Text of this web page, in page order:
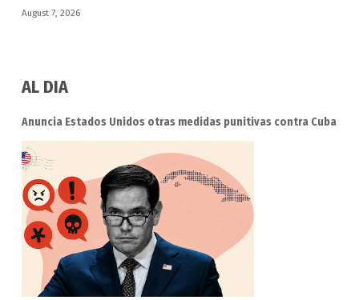
August 7, 2026
AL DIA
Anuncia Estados Unidos otras medidas punitivas contra Cuba